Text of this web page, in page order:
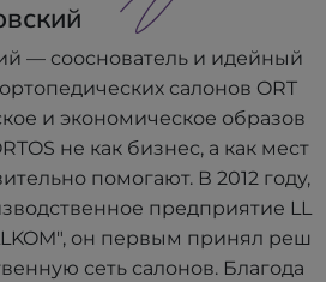
— сооснователь и идейный
салонов ORT
и экономическое образов
не как бизнес, а как мест
помогают. В 2012 году,
предприятие LL
он первым принял реш
сеть салонов. Благода